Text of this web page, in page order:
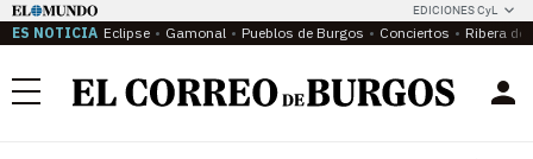
EDICIONES CyL
ES NOTICIA Eclipse Gamonal Pueblos de Burgos Conciertos Ribera del
Menú